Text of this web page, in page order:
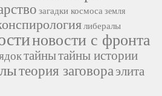
загадки космоса земля
либералы
новости с фронта
тайнытайны истории
теория заговораэлита